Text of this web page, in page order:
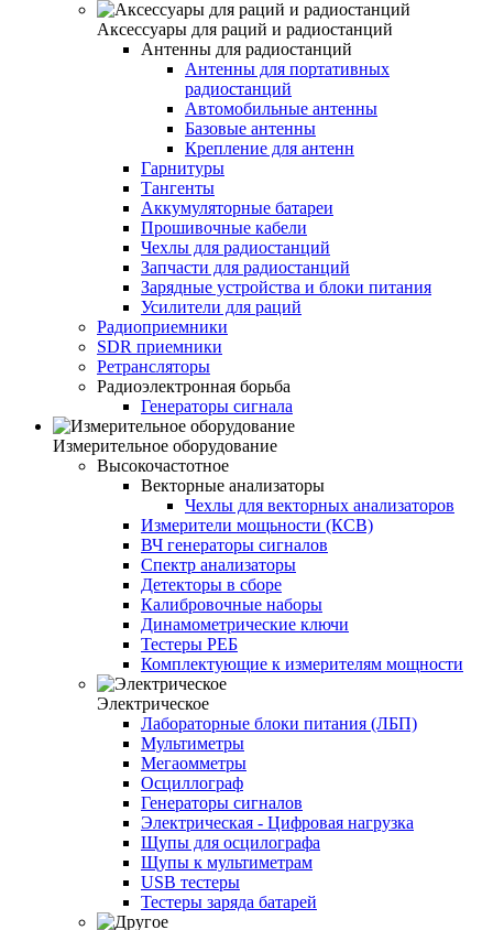
Аксессуары для раций и радиостанций
Антенны для радиостанций
Антенны для портативных
радиостанций
Автомобильные антенны
Базовые антенны
Крепление для антенн
Гарнитуры
Тангенты
Аккумуляторные батареи
Прошивочные кабели
Чехлы для радиостанций
Запчасти для радиостанций
Зарядные устройства и блоки питания
Усилители для раций
Радиоприемники
SDR приемники
Ретрансляторы
Радиоэлектронная борьба
Генераторы сигнала
Измерительное оборудование
Высокочастотное
Векторные анализаторы
Чехлы для векторных анализаторов
Измерители мощьности (КСВ)
ВЧ генераторы сигналов
Спектр анализаторы
Детекторы в сборе
Калибровочные наборы
Динамометрические ключи
Тестеры РЕБ
Комплектующие к измерителям мощности
Электрическое
Лабораторные блоки питания (ЛБП)
Мультиметры
Мегаомметры
Осциллограф
Генераторы сигналов
Электрическая - Цифровая нагрузка
Щупы для осцилографа
Щупы к мультиметрам
USB тестеры
Тестеры заряда батарей